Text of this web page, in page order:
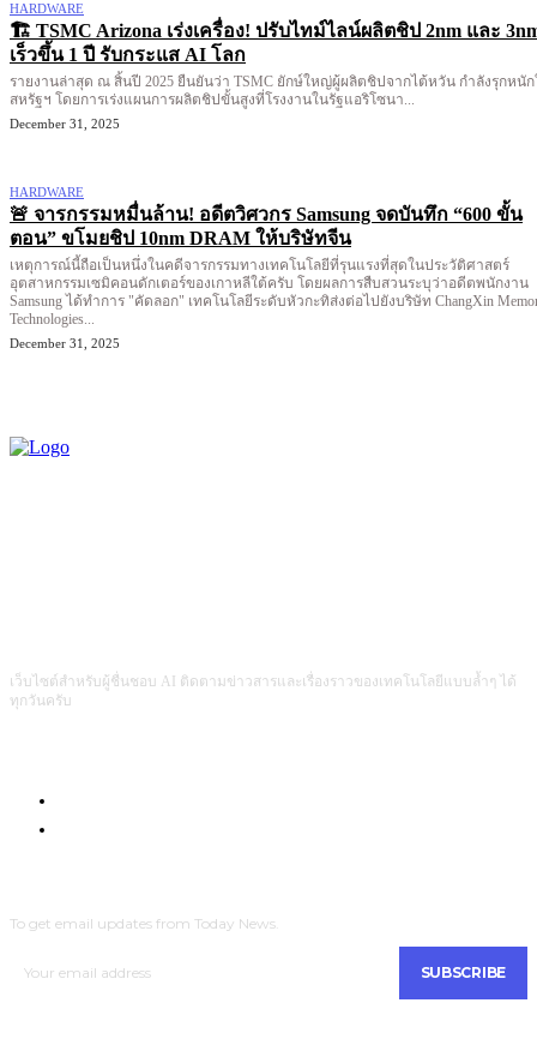
HARDWARE
🏗️ TSMC Arizona เร่งเครื่อง! ปรับไทม์ไลน์ผลิตชิป 2nm และ
เร็วขึ้น 1 ปี รับกระแส AI โลก
รายงานล่าสุด ณ สิ้นปี 2025 ยืนยันว่า TSMC ยักษ์ใหญ่ผู้ผลิตชิปจากไต้หวัน กำลังรุกหนัก
สหรัฐฯ โดยการเร่งแผนการผลิตชิปขั้นสูงที่โรงงานในรัฐแอริโซนา...
December 31, 2025
HARDWARE
🚨 จารกรรมหมื่นล้าน! อดีตวิศวกร Samsung จดบันทึก “600 ขั้น
ตอน” ขโมยชิป 10nm DRAM ให้บริษัทจีน
เหตุการณ์นี้ถือเป็นหนึ่งในคดีจารกรรมทางเทคโนโลยีที่รุนแรงที่สุดในประวัติศาสตร์
อุตสาหกรรมเซมิคอนดักเตอร์ของเกาหลีใต้ครับ โดยผลการสืบสวนระบุว่าอดีตพนักงาน
Samsung ได้ทำการ "คัดลอก" เทคโนโลยีระดับหัวกะทิส่งต่อไปยังบริษัท ChangXin
Technologies...
December 31, 2025
เว็บไซต์สำหรับผู้ชื่นชอบ AI ติดตามข่าวสารและเรื่องราวของเทคโนโลยีแบบล้ำๆ ได้
ทุกวันครับ
To get email updates from Today News.
SUBSCRIBE